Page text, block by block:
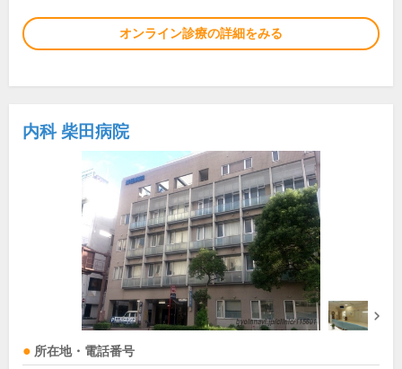
オンライン診療の詳細をみる
内科 柴田病院
所在地・電話番号